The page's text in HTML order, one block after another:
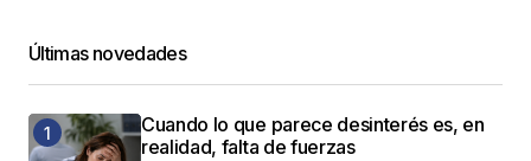
Últimas novedades
Cuando lo que parece desinterés es, en
realidad, falta de fuerzas